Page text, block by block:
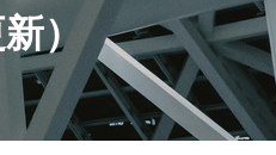
）